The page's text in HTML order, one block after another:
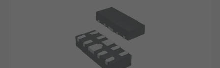
ramach kategorii Przełączniki dźwięku do
artykułów konkretnych marek, producentów, o
określonej dostępności w magazynach itp. W ten
sposób mogą Państwo sprawnie przejrzeć naszą
ofertę, w skład której wchodzą zarówno produkty